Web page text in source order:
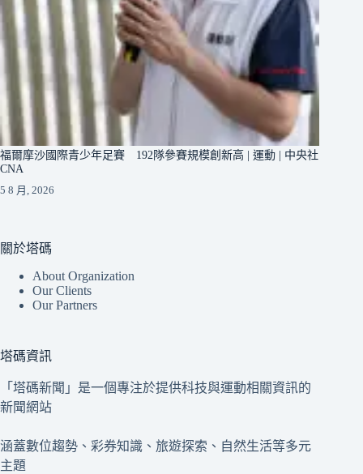
福爾摩沙國際青少年足賽 192隊參賽規模創新高 | 運動 | 中央社
CNA
5 8 月, 2026
關於塔碼
About Organization
Our Clients
Our Partners
塔碼資訊
「塔碼新聞」是一個專注於提供科技與運動相關資訊的
新聞網站
涵蓋數位趨勢、彩券知識、旅遊探索、自然生活等多元
主題